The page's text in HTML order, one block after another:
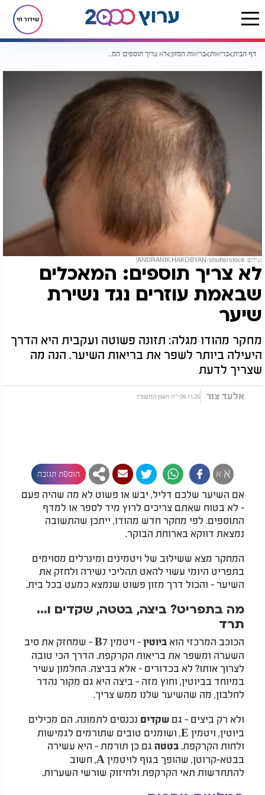
שידור חי
דף הבית בריאות בריאות המזון לא צריך תוספים: המאכלים שבאמת עוזרים נגד נשירת שיער
(צילום: ANDRANIK HAKOBYAN/shutterstock)
לא צריך תוספים: המאכלים
שבאמת עוזרים נגד נשירת
שיער
מחקר מהודו מגלה: תזונה פשוטה ועקבית היא הדרך
היעילה ביותר לשפר את בריאות השיער. הנה מה
שצריך לדעת
אלעד צור 09.11.25 י"ח חשון התשפ"ו
א א הוספת תגובה
אם השיער שלכם דליל, יבש או פשוט לא מה שהיה פעם
- לא בטוח שאתם צריכים לרוץ מיד לספר או למדף
התוספים. לפי מחקר חדש מהודו, ייתכן שהתשובה
נמצאת דווקא בארוחת הבוקר.
המחקר מצא ששילוב של ויטמינים ומינרלים מסוימים
בתפריט היומי עשוי להאט תהליכי נשירה ולחזק את
השיער - והכול דרך מזון פשוט שנמצא כמעט בכל בית.
מה בתפריט? ביצה, בטטה, שקדים ו...
תרד
הכוכב המרכזי הואביוטין
- ויטמין B7 - שמחזק את סיב
השערה ומשפר את בריאות הקרקפת. הדרך הכי טובה
לצרוך אותו? לא בכדורים - אלא בביצה. החלמון עשיר
במיוחד בביוטין, וחוץ מזה - ביצה היא גם מקור נהדר
לחלבון, מה שהשיער שלנו ממש צריך.
ולא רק ביצים - גםשקדים נכנסים לתמונה. הם מכילים
ביוטין, ויטמין E, ושומנים טובים שתורמים לגמישות
ולחות הקרקפת.בטטה גם כן תורמת - היא עשירה
בבטא-קרוטן, שהופך בגוף לויטמין A, חשוב
להתחדשות תאי הקרקפת ולחיזוק שורשי השערות.